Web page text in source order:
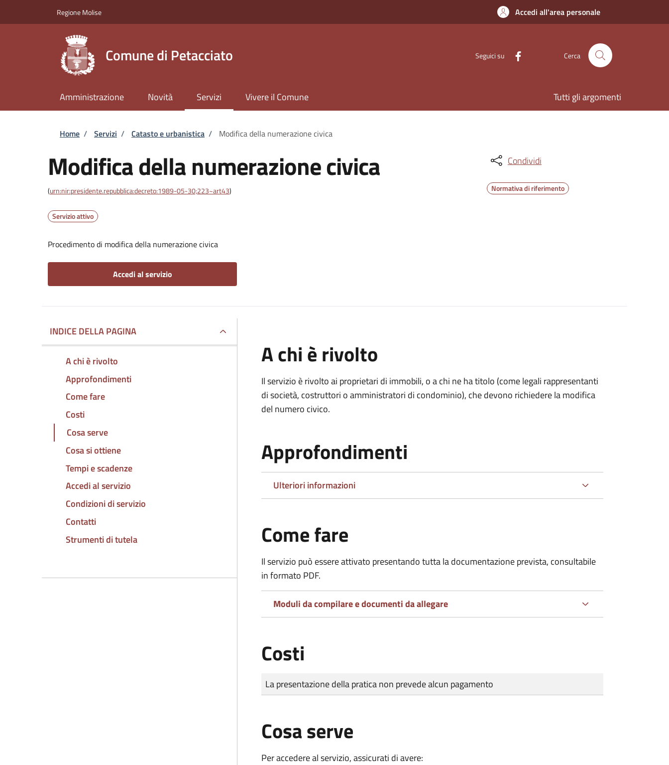
Regione Molise Accedi all'area personale
Comune di Petacciato Seguici su Cerca
Amministrazione Novità Servizi Vivere il Comune Tutti gli argomenti
Briciole di pane
Home / Servizi / Catasto e urbanistica / Modifica della numerazione civica
Modifica della numerazione civica
(urn:nir:presidente.repubblica:decreto:1989-05-30;223~art43)
Servizio attivo
Procedimento di modifica della numerazione civica
Accedi al servizio
Condividi
Normativa di riferimento
INDICE DELLA PAGINA
A chi è rivolto
Approfondimenti
Come fare
Costi
Cosa serve
Cosa si ottiene
Tempi e scadenze
Accedi al servizio
Condizioni di servizio
Contatti
Strumenti di tutela
A chi è rivolto
Il servizio è rivolto ai proprietari di immobili, o a chi ne ha titolo (come legali rappresentanti
di società, costruttori o amministratori di condominio), che devono richiedere la modifica
del numero civico.
Approfondimenti
Ulteriori informazioni
Come fare
Il servizio può essere attivato presentando tutta la documentazione prevista, consultabile
in formato PDF.
Moduli da compilare e documenti da allegare
Costi
Tipo di pagamento
Importo
La presentazione della pratica non prevede alcun pagamento
Cosa serve
Per accedere al servizio, assicurati di avere: